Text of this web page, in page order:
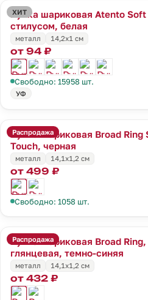
ХИТ
Ручка шариковая Atento Soft
стилусом, белая
металл 14,2х1 см
от 94 ₽
Свободно: 15958 шт.
УФ
Распродажа
Ручка шариковая Broad Ring
Touch, черная
металл 14,1x1,2 см
от 499 ₽
Свободно: 1058 шт.
Распродажа
Ручка шариковая Broad Ring,
глянцевая, темно-синяя
металл 14,1x1,2 см
от 432 ₽